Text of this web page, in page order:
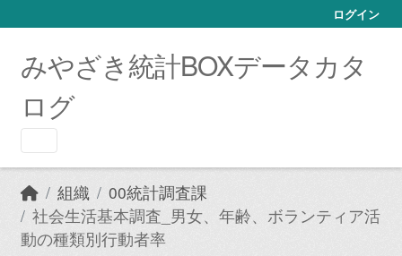
ログイン
みやざき統計BOXデータカタ
ログ
組織
00統計調査課
社会生活基本調査_男女、年齢、ボランティア活
動の種類別行動者率